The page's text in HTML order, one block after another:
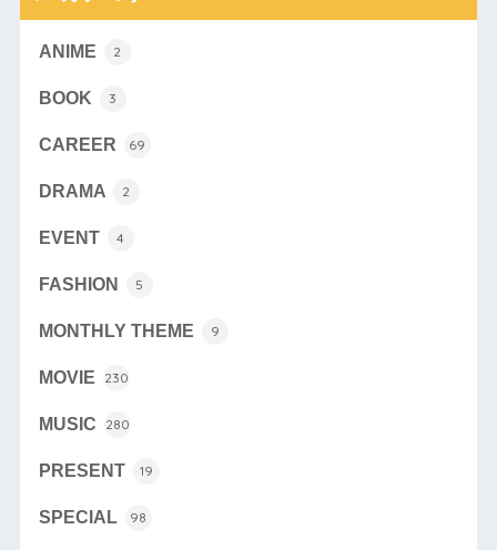
ANIME 2
BOOK 3
CAREER 69
DRAMA 2
EVENT 4
FASHION 5
MONTHLY THEME 9
MOVIE 230
MUSIC 280
PRESENT 19
SPECIAL 98